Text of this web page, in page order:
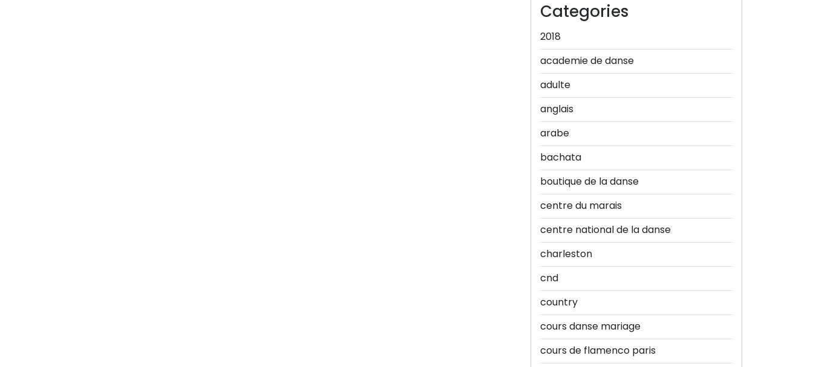
Categories
2018
academie de danse
adulte
anglais
arabe
bachata
boutique de la danse
centre du marais
centre national de la danse
charleston
cnd
country
cours danse mariage
cours de flamenco paris